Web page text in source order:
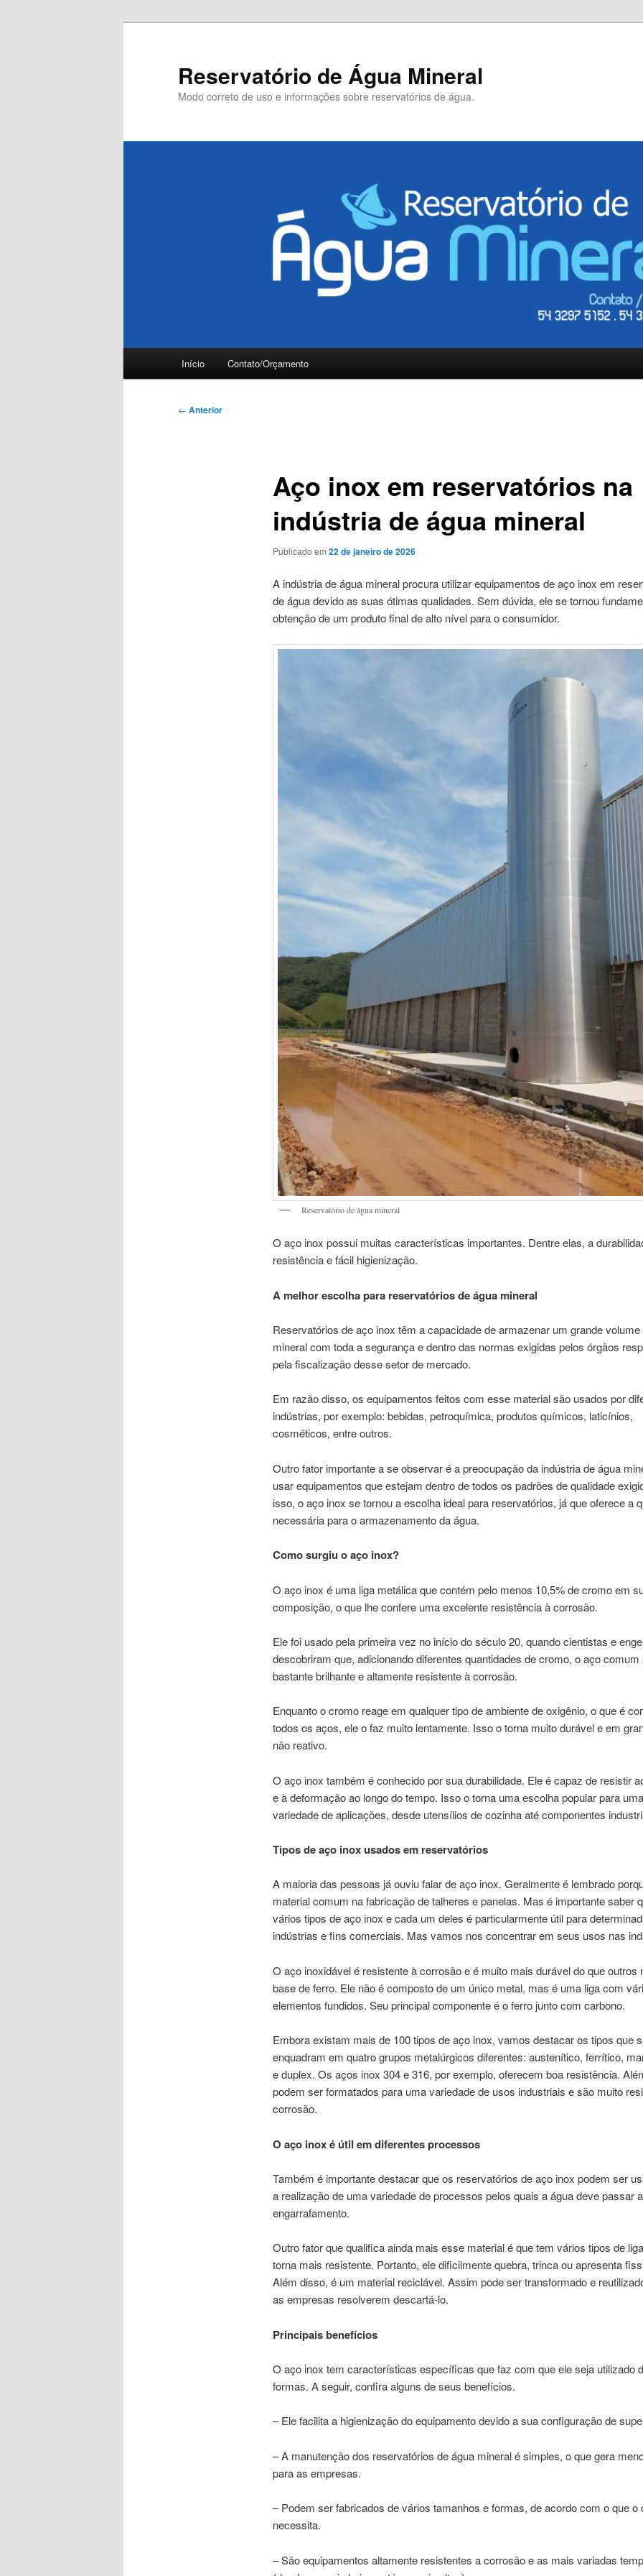
Reservatório de Água Mineral
Modo correto de uso e informações sobre reservatórios de água.
Início Contato/Orçamento
Navegação
← Anterior
Aço inox em reservatórios na
indústria de água mineral
Publicado em 22 de janeiro de 2026
A indústria de água mineral procura utilizar equipamentos de aço inox em
de água devido as suas ótimas qualidades. Sem dúvida, ele se tornou
obtenção de um produto final de alto nível para o consumidor.
Reservatório de água mineral
O aço inox possui muitas características importantes. Dentre elas, a
resistência e fácil higienização.
A melhor escolha para reservatórios de água mineral
Reservatórios de aço inox têm a capacidade de armazenar um grande volume
mineral com toda a segurança e dentro das normas exigidas pelos órgãos
pela fiscalização desse setor de mercado.
Em razão disso, os equipamentos feitos com esse material são usados por
indústrias, por exemplo: bebidas, petroquímica, produtos químicos, laticínios,
cosméticos, entre outros.
Outro fator importante a se observar é a preocupação da indústria de água
usar equipamentos que estejam dentro de todos os padrões de qualidade
isso, o aço inox se tornou a escolha ideal para reservatórios, já que oferece a
necessária para o armazenamento da água.
Como surgiu o aço inox?
O aço inox é uma liga metálica que contém pelo menos 10,5% de cromo em
composição, o que lhe confere uma excelente resistência à corrosão.
Ele foi usado pela primeira vez no início do século 20, quando cientistas e
descobriram que, adicionando diferentes quantidades de cromo, o aço
bastante brilhante e altamente resistente à corrosão.
Enquanto o cromo reage em qualquer tipo de ambiente de oxigênio, o que é
todos os aços, ele o faz muito lentamente. Isso o torna muito durável e em
não reativo.
O aço inox também é conhecido por sua durabilidade. Ele é capaz de resistir
e à deformação ao longo do tempo. Isso o torna uma escolha popular para uma
variedade de aplicações, desde utensílios de cozinha até componentes
Tipos de aço inox usados ​​em reservatórios
A maioria das pessoas já ouviu falar de aço inox. Geralmente é lembrado
material comum na fabricação de talheres e panelas. Mas é importante saber
vários tipos de aço inox e cada um deles é particularmente útil para
indústrias e fins comerciais. Mas vamos nos concentrar em seus usos nas
O aço inoxidável é resistente à corrosão e é muito mais durável do que outros
base de ferro. Ele não é composto de um único metal, mas é uma liga com
elementos fundidos. Seu principal componente é o ferro junto com carbono.
Embora existam mais de 100 tipos de aço inox, vamos destacar os tipos que
enquadram em quatro grupos metalúrgicos diferentes: austenítico, ferrítico,
e duplex. Os aços inox 304 e 316, por exemplo, oferecem boa resistência.
podem ser formatados para uma variedade de usos industriais e são muito
corrosão.
O aço inox é útil em diferentes processos
Também é importante destacar que os reservatórios de aço inox podem ser
a realização de uma variedade de processos pelos quais a água deve passar
engarrafamento.
Outro fator que qualifica ainda mais esse material é que tem vários tipos de
torna mais resistente. Portanto, ele dificilmente quebra, trinca ou apresenta
Além disso, é um material reciclável. Assim pode ser transformado e
as empresas resolverem descartá-lo.
Principais benefícios
O aço inox tem características específicas que faz com que ele seja utilizado
formas. A seguir, confira alguns de seus benefícios.
– Ele facilita a higienização do equipamento devido a sua configuração de
– A manutenção dos reservatórios de água mineral é simples, o que gera
para as empresas.
– Podem ser fabricados de vários tamanhos e formas, de acordo com o que o
necessita.
– São equipamentos altamente resistentes a corrosão e as mais variadas